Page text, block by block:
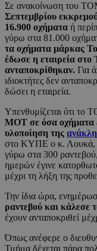
Σε ανακοίνωση του
Σεπτεμβρίου
16.900 οχήματα ή
γύρω στα 81.000
τα οχήματα μάρκας
έδωσε η εταιρεία στο
ανταποκρίθηκαν. Για
ιδιοκτήτες δεν
δώσει η εταιρεία.
Υπενθυμίζεται ότι το
ΜΟΤ σε όσα οχήματα
υλοποίηση της
στο ΚΥΠΕ ο κ. Λουκά,
γύρω στα 300
ημερών έγινε
μέχρι τη λήξη της
Την ίδια ώρα,
ραντεβού και κάλεσε
έχουν ανταποκριθεί
Όπως ανέφερε ο
Τμήμα δέχεται πάρα